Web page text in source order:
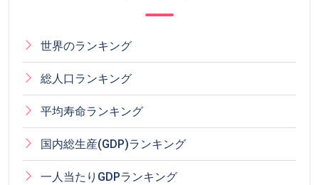
世界のランキング
総人口ランキング
平均寿命ランキング
国内総生産(GDP)ランキング
一人当たりGDPランキング